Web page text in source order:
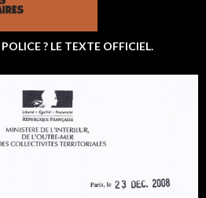
? LE TEXTE OFFICIEL.